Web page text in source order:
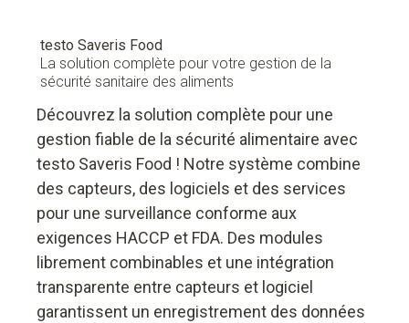
testo Saveris Food
La solution complète pour votre gestion de la
sécurité sanitaire des aliments
Découvrez la solution complète pour une
gestion fiable de la sécurité alimentaire avec
testo Saveris Food ! Notre système combine
des capteurs, des logiciels et des services
pour une surveillance conforme aux
exigences HACCP et FDA. Des modules
librement combinables et une intégration
transparente entre capteurs et logiciel
garantissent un enregistrement des données